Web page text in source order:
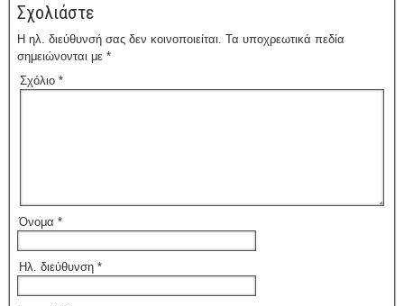
Σχολιάστε
Η ηλ. διεύθυνσή σας δεν κοινοποιείται. Τα υποχρεωτικά πεδία
σημειώνονται με *
Σχόλιο *
Όνομα *
Ηλ. διεύθυνση *